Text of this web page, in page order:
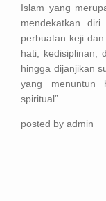
Islam yang
mendekatkan
perbuatan keji
hati, kedisiplinan,
hingga dijanjikan
yang menuntun
spiritual”.
posted by admin